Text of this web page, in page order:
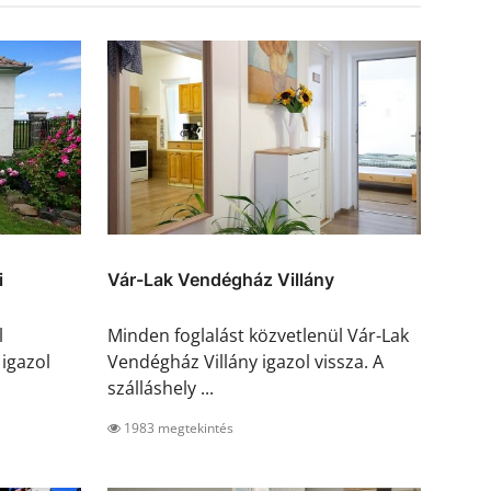
Vár-Lak Vendégház Villány
Minden foglalást közvetlenül Vár-Lak
Vendégház Villány igazol vissza. A
szálláshely ...
1983 megtekintés